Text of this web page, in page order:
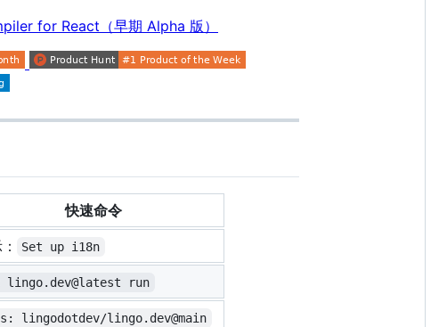
for React（早期 Alpha 版）
快速命令
Set up i18n
lingo.dev@latest run
lingodotdev/lingo.dev@main